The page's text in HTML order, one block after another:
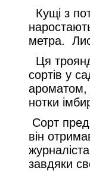
Кущі з
метра.
Ця
сортів у
ароматом,
нотки
Сорт
він
завдяки